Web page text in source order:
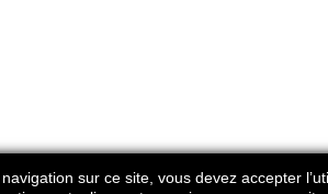
sur ce site, vous devez accepter